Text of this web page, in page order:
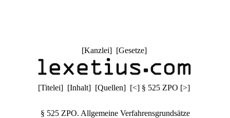
[Kanzlei] [Gesetze]
[Titelei] [Inhalt] [Quellen] [<] § 525 ZPO [>]
§ 525 ZPO. Allgemeine Verfahrensgrundsätze